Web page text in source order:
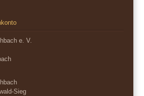
e. V.
Sieg